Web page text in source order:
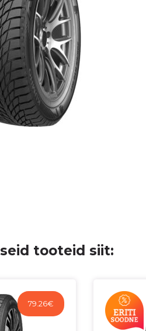
tooteid siit:
79.26€